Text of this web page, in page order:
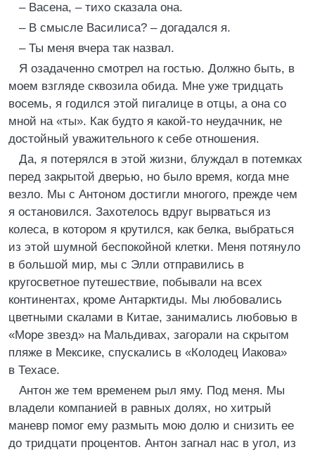
– Васена, – тихо сказала она.
– В смысле Василиса? – догадался я.
– Ты меня вчера так назвал.
Я озадаченно смотрел на гостью. Должно быть, в
моем взгляде сквозила обида. Мне уже тридцать
восемь, я годился этой пигалице в отцы, а она со
мной на «ты». Как будто я какой-то неудачник, не
достойный уважительного к себе отношения.
Да, я потерялся в этой жизни, блуждал в потемках
перед закрытой дверью, но было время, когда мне
везло. Мы с Антоном достигли многого, прежде чем
я остановился. Захотелось вдруг вырваться из
колеса, в котором я крутился, как белка, выбраться
из этой шумной беспокойной клетки. Меня потянуло
в большой мир, мы с Элли отправились в
кругосветное путешествие, побывали на всех
континентах, кроме Антарктиды. Мы любовались
цветными скалами в Китае, занимались любовью в
«Море звезд» на Мальдивах, загорали на скрытом
пляже в Мексике, спускались в «Колодец Иакова»
в Техасе.
Антон же тем временем рыл яму. Под меня. Мы
владели компанией в равных долях, но хитрый
маневр помог ему размыть мою долю и снизить ее
до тридцати процентов. Антон загнал нас в угол, из